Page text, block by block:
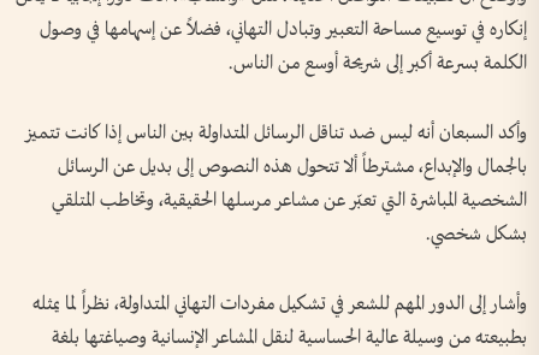
إنكاره في توسيع مساحة التعبير وتبادل التهاني، فضلاً عن إسهامها في وصول
الكلمة بسرعة أكبر إلى شريحة أوسع من الناس.
وأكد السبعان أنه ليس ضد تناقل الرسائل المتداولة بين الناس إذا كانت تتميز
بالجمال والإبداع، مشترطاً ألا تتحول هذه النصوص إلى بديل عن الرسائل
الشخصية المباشرة التي تعبّر عن مشاعر مرسلها الحقيقية، وتخاطب المتلقي
بشكل شخصي.
وأشار إلى الدور المهم للشعر في تشكيل مفردات التهاني المتداولة، نظراً لما يمثله
بطبيعته من وسيلة عالية الحساسية لنقل المشاعر الإنسانية وصياغتها بلغة